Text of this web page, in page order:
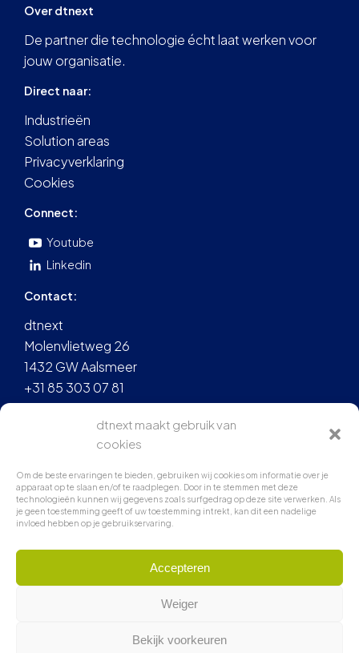
dtnext maakt gebruik van
cookies
Om de beste ervaringen te bieden, gebruiken wij cookies om informatie over je
apparaat op te slaan en/of te raadplegen. Door in te stemmen met deze
technologieën kunnen wij gegevens zoals surfgedrag op deze site verwerken. Als
je geen toestemming geeft of uw toestemming intrekt, kan dit een nadelige
invloed hebben op je gebruikservaring.
Accepteren
Weiger
Bekijk voorkeuren
Over dtnext
De partner die technologie écht laat werken voor
jouw organisatie.
Direct naar:
Industrieën
Solution areas
Privacyverklaring
Cookies
Connect:
Youtube
Linkedin
Contact:
dtnext
Molenvlietweg 26
1432 GW Aalsmeer
+31 85 303 07 81
info@dtnext.nl